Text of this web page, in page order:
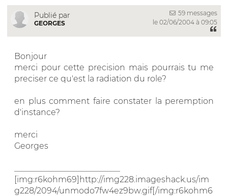
Publié par
GEORGES
59 messages
le 02/06/2004 à 09:05
Bonjour
merci pour cette precision mais pourrais tu me
preciser ce qu'est la radiation du role?
en plus comment faire constater la peremption
d'instance?
merci
Georges
[img:r6kohm69]http://img228.imageshack.us/im
g228/2094/unmodo7fw4ez9bw.gif[/img:r6kohm6